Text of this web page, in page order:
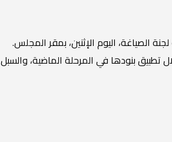
الصياغة، اليوم الإثنين، بمقر المجلس.
بنودها في المرحلة الماضية، والسبل